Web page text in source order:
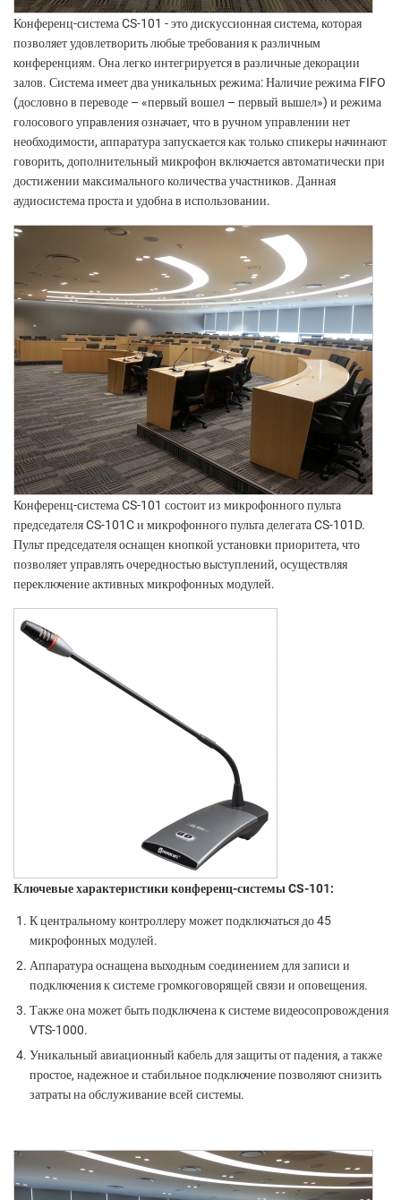
Конференц-система CS-101 - это дискуссионная система, которая
позволяет удовлетворить любые требования к различным
конференциям. Она легко интегрируется в различные декорации
залов. Система имеет два уникальных режима: Наличие режима FIFO
(дословно в переводе – «первый вошел – первый вышел») и режима
голосового управления означает, что в ручном управлении нет
необходимости, аппаратура запускается как только спикеры начинают
говорить, дополнительный микрофон включается автоматически при
достижении максимального количества участников. Данная
аудиосистема проста и удобна в использовании.
Конференц-система CS-101 состоит из микрофонного пульта
председателя CS-101C и микрофонного пульта делегата CS-101D.
Пульт председателя оснащен кнопкой установки приоритета, что
позволяет управлять очередностью выступлений, осуществляя
переключение активных микрофонных модулей.
Ключевые характеристики конференц-системы CS-101:
К центральному контроллеру может подключаться до 45
микрофонных модулей.
Аппаратура оснащена выходным соединением для записи и
подключения к системе громкоговорящей связи и оповещения.
Также она может быть подключена к системе видеосопровождения
VTS-1000.
Уникальный авиационный кабель для защиты от падения, а также
простое, надежное и стабильное подключение позволяют снизить
затраты на обслуживание всей системы.